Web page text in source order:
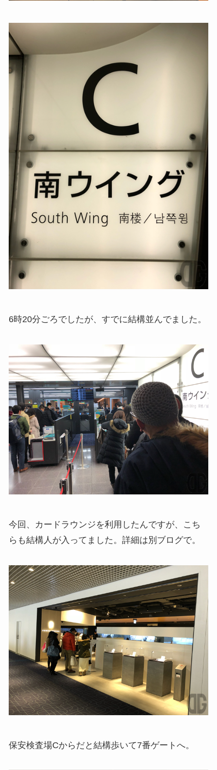
6時20分ごろでしたが、すでに結構並んでました。
今回、カードラウンジを利用したんですが、こち
らも結構人が入ってました。詳細は別ブログで。
保安検査場Cからだと結構歩いて7番ゲートへ。